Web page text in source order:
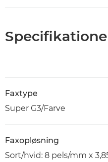
Faxtype
Super G3/Farve
Faxopløsning
Sort/hvid: 8 pels/mm x